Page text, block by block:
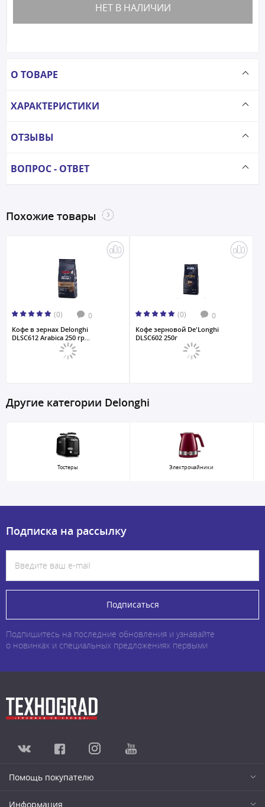
НЕТ В НАЛИЧИИ
О ТОВАРЕ
ХАРАКТЕРИСТИКИ
ОТЗЫВЫ
ВОПРОС - ОТВЕТ
Похожие товары
(0) 0
Кофе в зернах Delonghi
DLSC612 Arabica 250 гр...
(0) 0
Кофе зерновой De'Longhi
DLSC602 250г
Другие категории Delonghi
Тостеры Электрочайники
Подписка на рассылку
Подписаться
Подпишитесь на последние обновления и узнавайте
о новинках и специальных предложениях первыми
Помощь покупателю
Информация